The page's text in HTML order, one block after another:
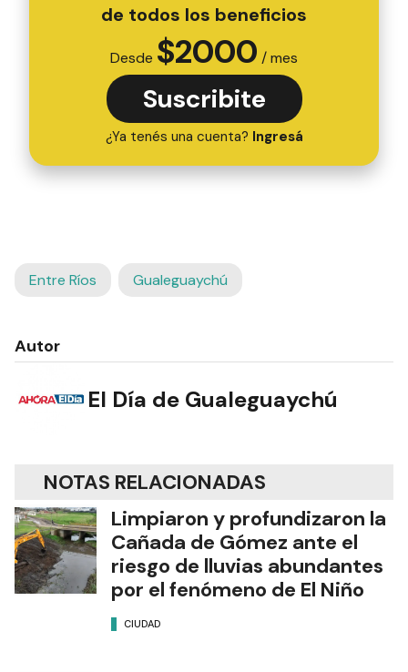
de todos los beneficios
Desde $2000 / mes
Suscribite
¿Ya tenés una cuenta? Ingresá
Entre Ríos Gualeguaychú
Autor
El Día de Gualeguaychú
NOTAS RELACIONADAS
Limpiaron y profundizaron la
Cañada de Gómez ante el
riesgo de lluvias abundantes
por el fenómeno de El Niño
CIUDAD